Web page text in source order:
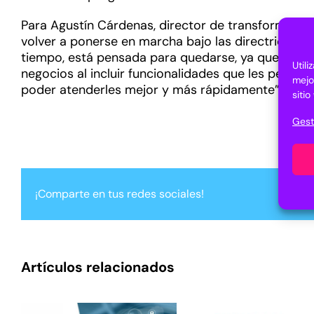
sitio
Para Agustín Cárdenas, director de
volver a ponerse en marcha bajo las directrices
tiempo, está pensada para quedarse, ya que
negocios al incluir funcionalidades que les
poder atenderles mejor y más rápidamente”.
¡Comparte en tus redes sociales!
Artículos relacionados